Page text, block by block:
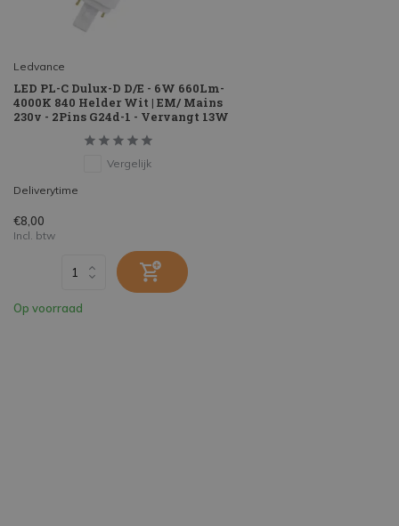
Ledvance
LED PL-C Dulux-D D/E - 6W 660Lm-
4000K 840 Helder Wit | EM/ Mains
230v - 2Pins G24d-1 - Vervangt 13W
Vergelijk
Deliverytime
€8,00
Incl. btw
Op voorraad